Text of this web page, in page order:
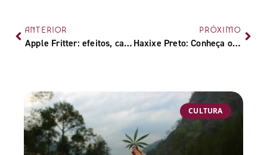
ANTERIOR
Apple Fritter: efeitos, características e formas de cultivo da strain
PRÓXIMO
Haxixe Preto: Conheça o hash uva ou paraguaio, popular no Brasil
CULTURA